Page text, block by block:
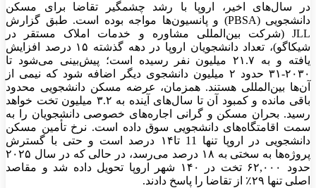
در سال‌های اخیر، اروپا با رشد چشمگیر تقاضا برای مسکن
دانشجویی (PBSA) و پانسیون‌ها مواجه بوده است. طبق گزارش
JLL (شرکت بین‌المللی مشاوره و خدمات املاک مستقر در
شیکاگو)، تعداد دانشجویان اروپا در دهه گذشته ۱۵ درصد افزایش
یافته و به ۲۱.۷ میلیون نفر رسیده است؛ پیش‌بینی می‌شود تا
۲۰۳۰-۳۱ حدود ۲ میلیون دانشجوی دیگر اضافه شود که نیمی از
آن‌ها بین‌المللی هستند. همزمان، عرضه مسکن دانشجویی محدود
باقی مانده و کمبود آن تا سال‌های آینده به ۳.۲ میلیون تخت خواهد
رسید. بحران مسکن و گرانی اجاره‌های خصوصی دانشجویان را به
سمت اقامتگاه‌های دانشجویی سوق داده است. نرخ تأمین مسکن
دانشجویی در اروپا تنها 11 تا۱۴ درصد است و حتی با گسترش
پروژه‌ها به سختی به ۱۸ درصد می‌رسد، در حالی که در سال ۲۰۲۵
حدود ۶۲,۰۰۰ تخت در ۱۴۰ شهر اروپا تحویل داده شد و مقاصد
اصلی تنها ۲۹٪ از تقاضا را پاسخ دادند.